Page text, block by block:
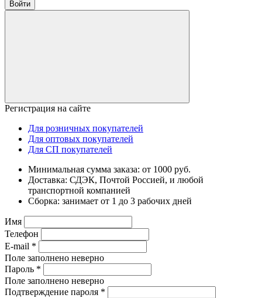
Войти
Регистрация на сайте
Для розничных покупателей
Для оптовых покупателей
Для СП покупателей
Минимальная сумма заказа: от 1000 руб.
Доставка: СДЭК, Почтой Россией, и любой
транспортной компанией
Сборка: занимает от 1 до 3 рабочих дней
Имя
Телефон
E-mail *
Поле заполнено неверно
Пароль *
Поле заполнено неверно
Подтверждение пароля *